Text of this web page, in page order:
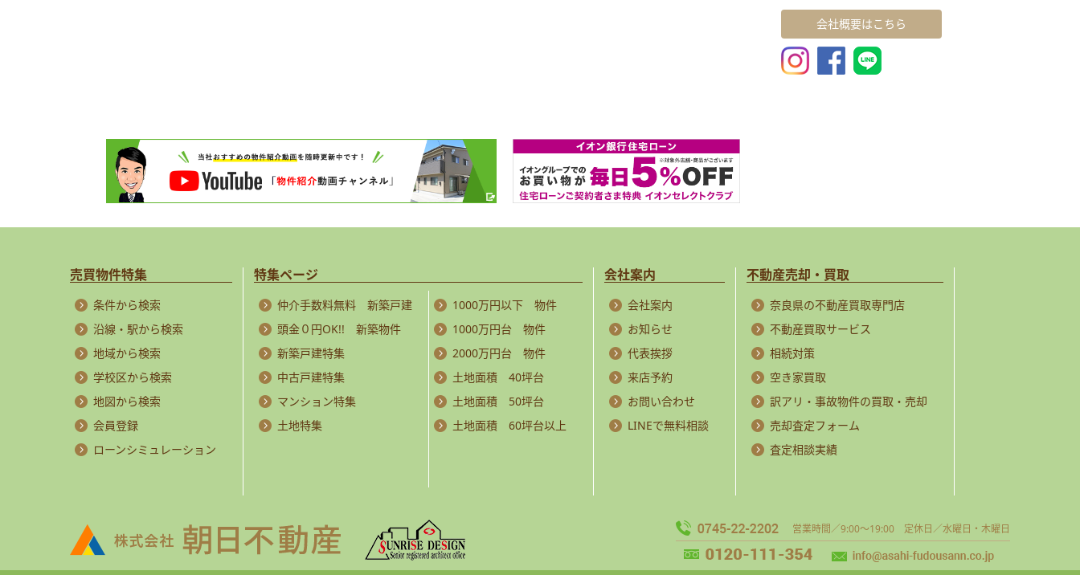
会社概要はこちら
売買物件特集
条件から検索
沿線・駅から検索
地域から検索
学校区から検索
地図から検索
会員登録
ローンシミュレーション
特集ページ
仲介手数料無料 新築戸建
頭金０円OK!! 新築物件
新築戸建特集
中古戸建特集
マンション特集
土地特集
1000万円以下 物件
1000万円台 物件
2000万円台 物件
土地面積 40坪台
土地面積 50坪台
土地面積 60坪台以上
会社案内
会社案内
お知らせ
代表挨拶
来店予約
お問い合わせ
LINEで無料相談
不動産売却・買取
奈良県の不動産買取専門店
不動産買取サービス
相続対策
空き家買取
訳アリ・事故物件の買取・売却
売却査定フォーム
査定相談実績
営業時間／9:00～19:00 定休日／水曜日・木曜日